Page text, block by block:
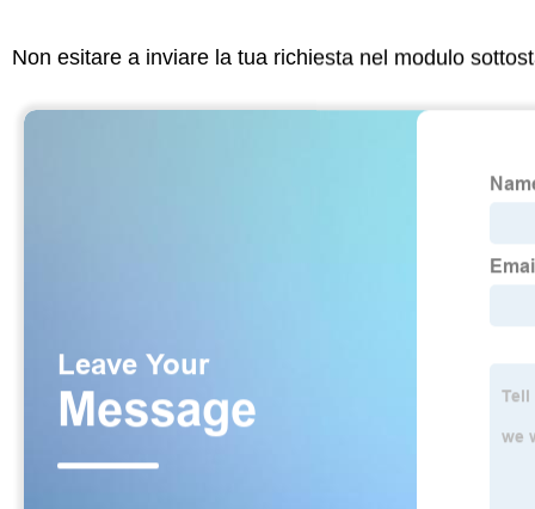
Non esitare a inviare la tua richiesta nel modulo